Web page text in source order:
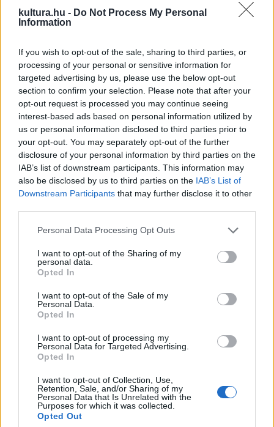
kultura.hu - Do Not Process My Personal
Information
If you wish to opt-out of the sale, sharing to third parties, or
processing of your personal or sensitive information for
targeted advertising by us, please use the below opt-out
section to confirm your selection. Please note that after your
opt-out request is processed you may continue seeing
interest-based ads based on personal information utilized by
us or personal information disclosed to third parties prior to
your opt-out. You may separately opt-out of the further
disclosure of your personal information by third parties on the
IAB’s list of downstream participants. This information may
also be disclosed by us to third parties on the IAB’s List of
Downstream Participants that may further disclose it to other
Please note that this website/app uses one or more Google
not limited to your visit or usage behaviour. You may click to
grant or deny consent to Google and its third-party tags to
use your data for below specified purposes in below Google
consent section.
Personal Data Processing Opt Outs
I want to opt-out of the Sharing of my
personal data.
Opted In
I want to opt-out of the Sale of my
Personal Data.
Opted In
I want to opt-out of processing my
Personal Data for Targeted Advertising.
Opted In
I want to opt-out of Collection, Use,
Retention, Sale, and/or Sharing of my
Personal Data that Is Unrelated with the
Purposes for which it was collected.
Opted Out
Az állásából felfüggesztett igazgató ismét utalt arra: ha
Korcsmáros György jogi útra tereli az ügyét,
ha elmarasztalja a fegyelmi vizsgálat
(MTI) - Jogi útra tereli az ügyét a Győri Nemzeti Színház múlt
hét csütörtökön felfüggesztett igazgatója, ha
elmarasztalják a fegyelmi vizsgálaton. Ezt maga Korcsmáros
György jelentette ki kedden az MTI-nek.
ellen irányul - mondta. Megítélése szerint ezt bizonyítja az is,
"A felfüggesztésből és a különböző figyelmeztetésekből
azt a következtetést kell levonnom, hogy az ítélet - a
koncepciós perekhez méltóan - korábban már megvolt. Úgy
tűnik, nem számít, hogy 15 év alatt művészetileg mit tettem
leglátogatottabb színháza lett a győri, ahol évente 124 ezer
ember fordul meg" - hangoztatta Korcsmáros György.
A revizori vizsgálat eredményéről a felfüggesztett
igazgató elmondta: az semmiféle kirívó szabálytalanságot
nem tudott feltárni. A fedezet nélküli kötelezettségvállalás,